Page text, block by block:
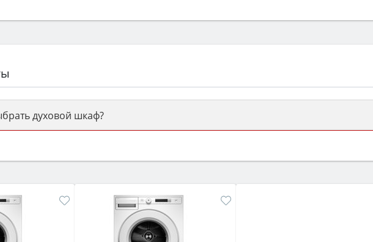
духовой шкаф?
не ниже A и нужные функции (конвекция, гриль,